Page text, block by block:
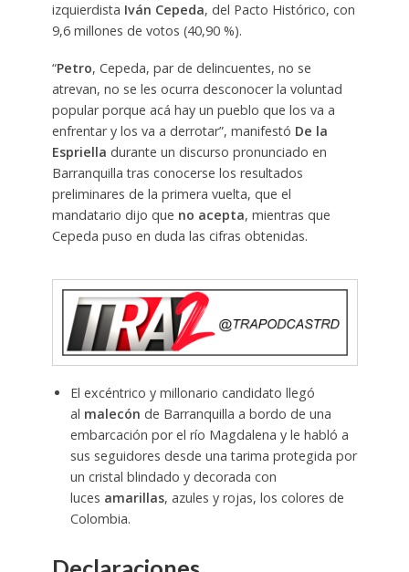
izquierdista Iván Cepeda, del Pacto Histórico, con
9,6 millones de votos (40,90 %).
“Petro, Cepeda, par de delincuentes, no se
atrevan, no se les ocurra desconocer la voluntad
popular porque acá hay un pueblo que los va a
enfrentar y los va a derrotar”, manifestó De la
Espriella durante un discurso pronunciado en
Barranquilla tras conocerse los resultados
preliminares de la primera vuelta, que el
mandatario dijo que no acepta, mientras que
Cepeda puso en duda las cifras obtenidas.
El excéntrico y millonario candidato llegó
al malecón de Barranquilla a bordo de una
embarcación por el río Magdalena y le habló a
sus seguidores desde una tarima protegida por
un cristal blindado y decorada con
luces amarillas, azules y rojas, los colores de
Colombia.